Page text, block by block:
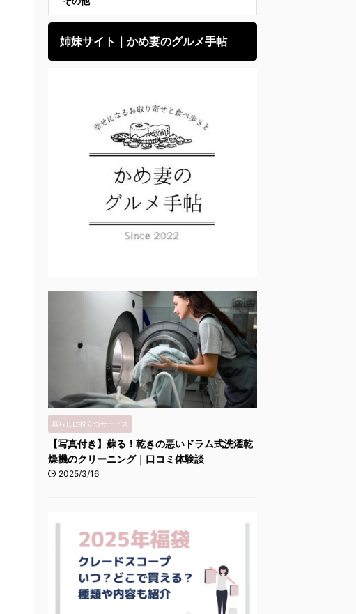
姉妹サイト｜かめ妻のグルメ手帖
暮らしに役立つサービス
【写真付き】蘇る！乾きの悪いドラム式洗濯乾
燥機のクリーニング｜口コミ体験談
2025/3/16